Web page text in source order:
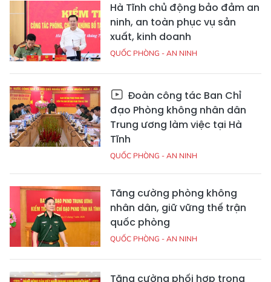
Hà Tĩnh chủ động bảo đảm an
ninh, an toàn phục vụ sản
xuất, kinh doanh
QUỐC PHÒNG - AN NINH
Đoàn công tác Ban Chỉ
đạo Phòng không nhân dân
Trung ương làm việc tại Hà
Tĩnh
QUỐC PHÒNG - AN NINH
Tăng cường phòng không
nhân dân, giữ vững thế trận
quốc phòng
QUỐC PHÒNG - AN NINH
Tăng cường phối hợp trong